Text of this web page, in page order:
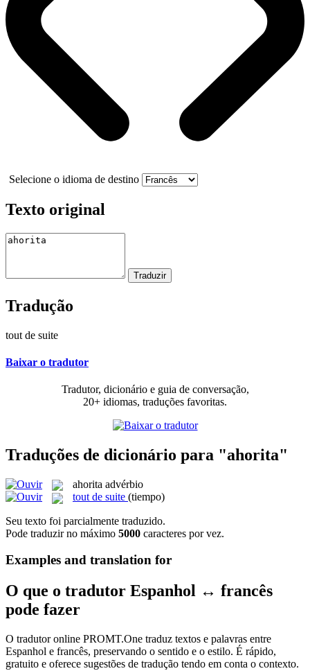
Selecione o idioma de destino
Texto original
Tradução
tout de suite
Baixar o tradutor
Tradutor, dicionário e guia de conversação,
20+ idiomas, traduções favoritas.
Traduções de dicionário para "ahorita"
ahorita advérbio
tout de suite (tiempo)
Seu texto foi parcialmente traduzido.
Pode traduzir no máximo 5000 caracteres por vez.
Examples and translation for
O que o tradutor Espanhol ↔ francês
pode fazer
O tradutor online PROMT.One traduz textos e palavras entre
Espanhol e francês, preservando o sentido e o estilo. É rápido,
gratuito e oferece sugestões de tradução tendo em conta o contexto.